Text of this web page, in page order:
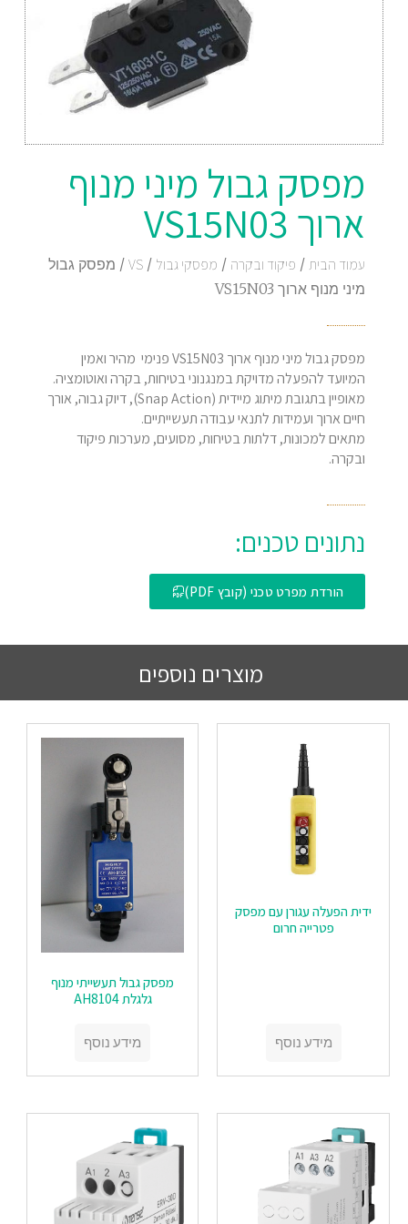
מפסק גבול מיני מנוף
ארוך VS15N03
עמוד הבית / פיקוד ובקרה / מפסקי גבול /
VS/ מפסק גבול
מיני מנוף ארוך VS15N03
מפסק גבול מיני מנוף ארוך VS15N03 פנימי מהיר ואמין
המיועד להפעלה מדויקת במנגנוני בטיחות, בקרה ואוטומציה.
מאופיין בתגובת מיתוג מיידית (Snap Action), דיוק גבוה, אורך
חיים ארוך ועמידות לתנאי עבודה תעשייתיים.
מתאים למכונות, דלתות בטיחות, מסועים, מערכות פיקוד
ובקרה.
נתונים טכנים:
הורדת מפרט טכני (קובץ PDF)
מוצרים נוספים
ידית הפעלה עגורן עם מפסק
פטרייה חרום
מידע נוסף
מפסק גבול תעשייתי מנוף
גלגלת AH8104
מידע נוסף